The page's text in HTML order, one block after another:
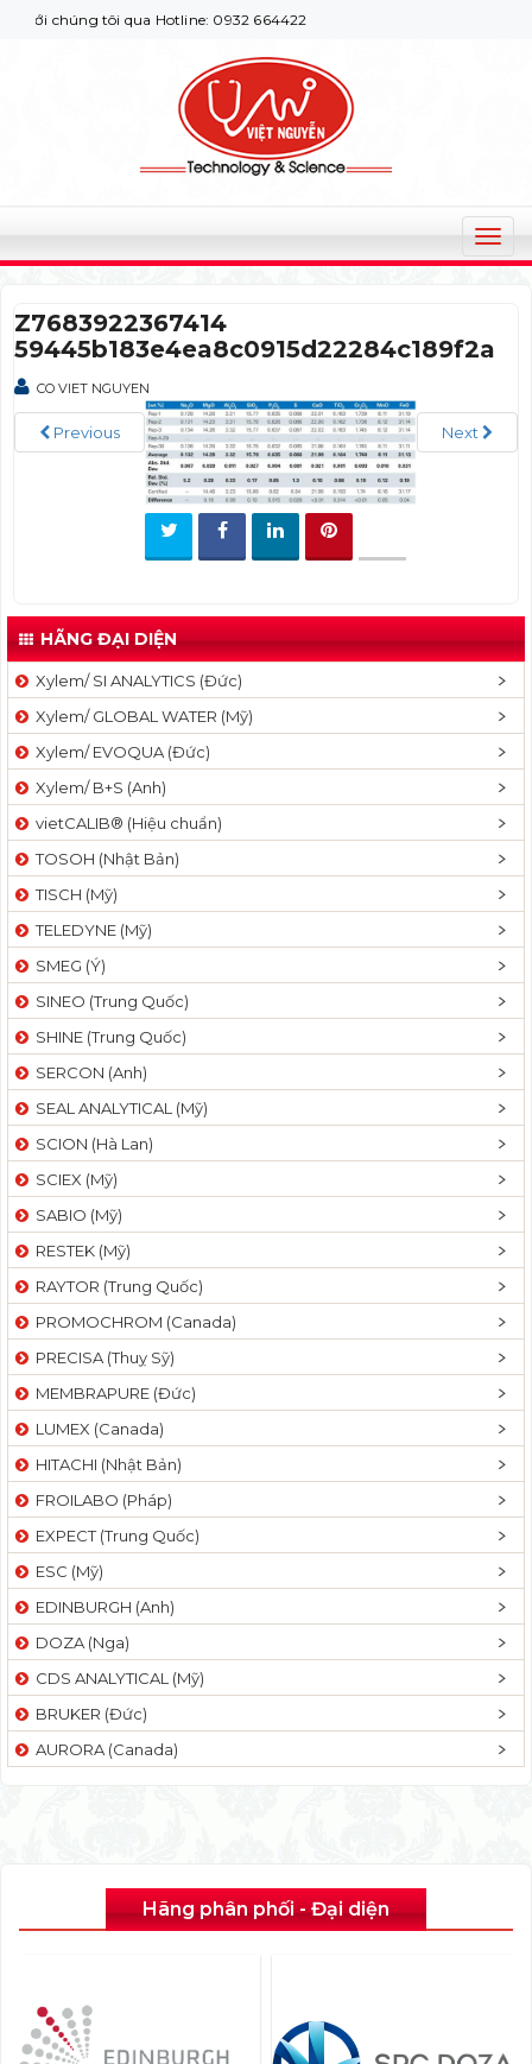
chúng tôi qua Hotline: 0932 664422
T
o
l
a
v
Z7683922367414
59445b183e4ea8c0915d22284c189f2a
CO VIET NGUYEN
Previous Next
HÃNG ĐẠI DIỆN
Xylem/ SI ANALYTICS (Đức)
Xylem/ GLOBAL WATER (Mỹ)
Xylem/ EVOQUA (Đức)
Xylem/ B+S (Anh)
vietCALIB® (Hiệu chuẩn)
TOSOH (Nhật Bản)
TISCH (Mỹ)
TELEDYNE (Mỹ)
SMEG (Ý)
SINEO (Trung Quốc)
SHINE (Trung Quốc)
SERCON (Anh)
SEAL ANALYTICAL (Mỹ)
SCION (Hà Lan)
SCIEX (Mỹ)
SABIO (Mỹ)
RESTEK (Mỹ)
RAYTOR (Trung Quốc)
PROMOCHROM (Canada)
PRECISA (Thuỵ Sỹ)
MEMBRAPURE (Đức)
LUMEX (Canada)
HITACHI (Nhật Bản)
FROILABO (Pháp)
EXPECT (Trung Quốc)
ESC (Mỹ)
EDINBURGH (Anh)
DOZA (Nga)
CDS ANALYTICAL (Mỹ)
BRUKER (Đức)
AURORA (Canada)
Hãng phân phối - Đại diện